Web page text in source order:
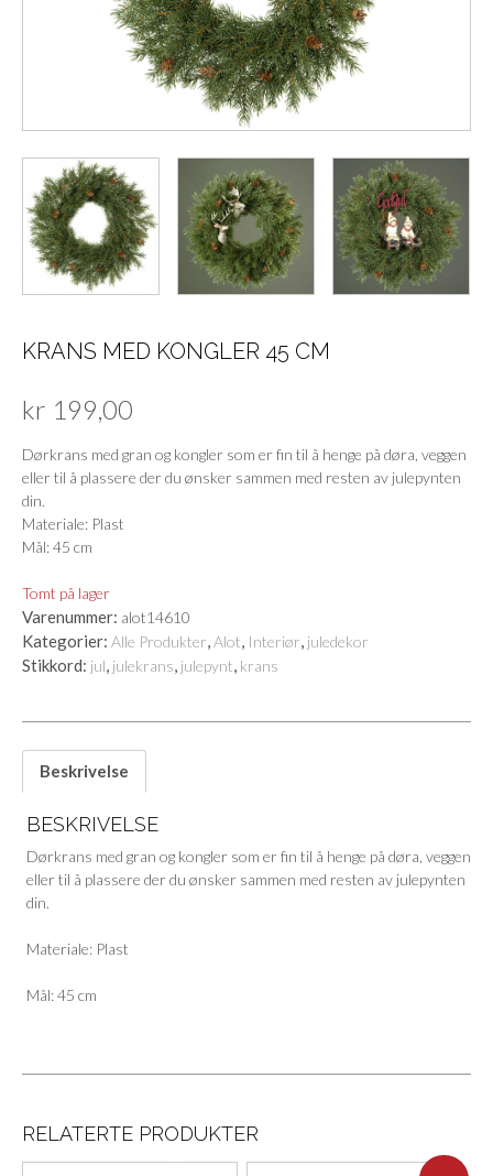
KRANS MED KONGLER 45 CM
kr 199,00
Dørkrans med gran og kongler som er fin til å henge på døra, veggen
eller til å plassere der du ønsker sammen med resten av julepynten
din.
Materiale: Plast
Mål: 45 cm
Tomt på lager
Varenummer: alot14610
Kategorier: Alle Produkter,Alot, Interiør, juledekor
Stikkord: jul, julekrans, julepynt, krans
Beskrivelse
BESKRIVELSE
Dørkrans med gran og kongler som er fin til å henge på døra, veggen
eller til å plassere der du ønsker sammen med resten av julepynten
din.
Materiale: Plast
Mål: 45 cm
RELATERTE PRODUKTER